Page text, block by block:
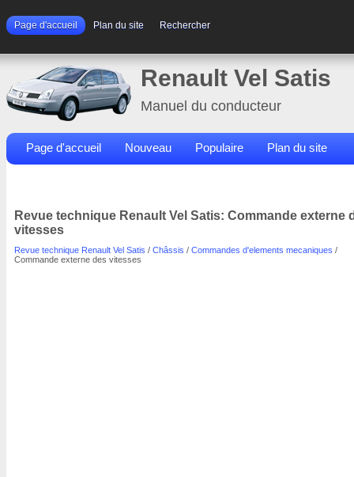
Page d'accueil Plan du site Rechercher
Renault Vel Satis
Manuel du conducteur
Page d'accueil Nouveau Populaire Plan du site
Revue technique Renault Vel Satis: Commande externe
vitesses
Revue technique Renault Vel Satis / Châssis / Commandes d'elements mecaniques /
Commande externe des vitesses